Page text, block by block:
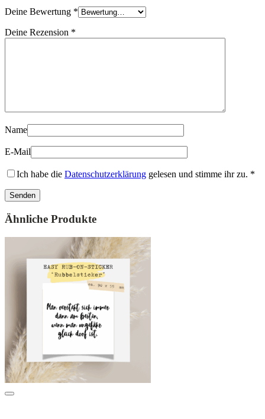
Deine Bewertung *
Deine Rezension *
Name
E-Mail
Ich habe die Datenschutzerklärung gelesen und stimme ihr zu. *
Ähnliche Produkte